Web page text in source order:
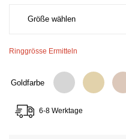
Ringgrösse Ermitteln
Goldfarbe
6-8 Werktage